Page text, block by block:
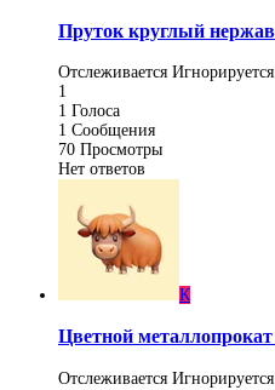
Пруток круглый
Отслеживается Игнорируется
1
1 Голоса
1 Сообщения
70 Просмотры
Нет ответов
К
Цветной
Отслеживается Игнорируется